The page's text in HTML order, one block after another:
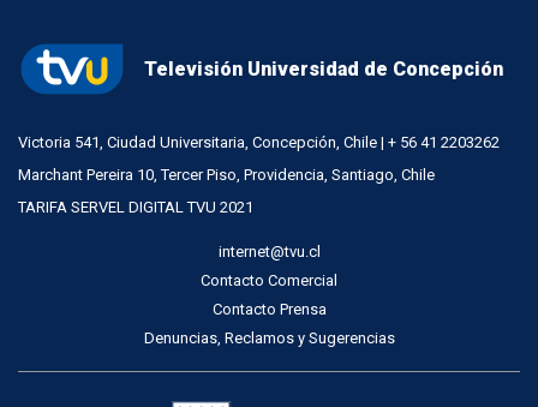
Televisión Universidad de Concepción
Victoria 541, Ciudad Universitaria, Concepción, Chile | + 56 41 2203262
Marchant Pereira 10, Tercer Piso, Providencia, Santiago, Chile
TARIFA SERVEL DIGITAL TVU 2021
internet@tvu.cl
Contacto Comercial
Contacto Prensa
Denuncias, Reclamos y Sugerencias